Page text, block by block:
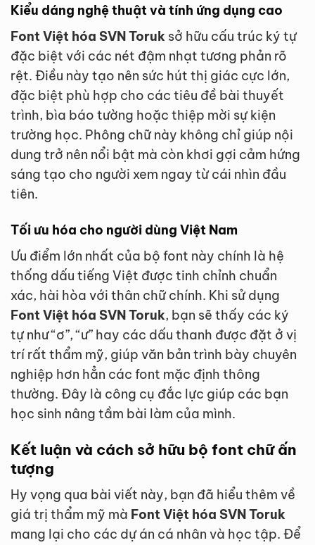
Kiểu dáng nghệ thuật và tính ứng dụng cao
Font Việt hóa SVN Toruk sở hữu cấu trúc ký tự
đặc biệt với các nét đậm nhạt tương phản rõ
rệt. Điều này tạo nên sức hút thị giác cực lớn,
đặc biệt phù hợp cho các tiêu đề bài thuyết
trình, bìa báo tường hoặc thiệp mời sự kiện
trường học. Phông chữ này không chỉ giúp nội
dung trở nên nổi bật mà còn khơi gợi cảm hứng
sáng tạo cho người xem ngay từ cái nhìn đầu
tiên.
Tối ưu hóa cho người dùng Việt Nam
Ưu điểm lớn nhất của bộ font này chính là hệ
thống dấu tiếng Việt được tinh chỉnh chuẩn
xác, hài hòa với thân chữ chính. Khi sử dụng
Font Việt hóa SVN Toruk, bạn sẽ thấy các ký
tự như “ơ”, “ư” hay các dấu thanh được đặt ở vị
trí rất thẩm mỹ, giúp văn bản trình bày chuyên
nghiệp hơn hẳn các font mặc định thông
thường. Đây là công cụ đắc lực giúp các bạn
học sinh nâng tầm bài làm của mình.
Kết luận và cách sở hữu bộ font chữ ấn
tượng
Hy vọng qua bài viết này, bạn đã hiểu thêm về
giá trị thẩm mỹ mà Font Việt hóa SVN Toruk
mang lại cho các dự án cá nhân và học tập. Để